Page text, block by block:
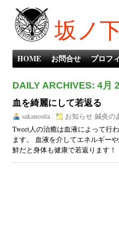
坂ノ
HOME お問合せ プロフ
DAILY ARCHIVES: 4月
血を綺麗にして若返る
sakanosita | お知らせ 鍼灸の
Tweet人の治癒は血液によって行
ます。 血液を介してエネルギー
鮮だと身体も健康で若返ります